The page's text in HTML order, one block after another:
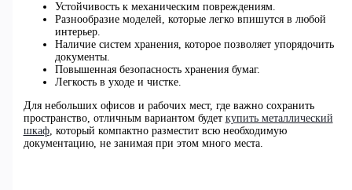
Устойчивость к механическим повреждениям.
Разнообразие моделей, которые легко впишутся в любой
интерьер.
Наличие систем хранения, которое позволяет упорядочить
документы.
Повышенная безопасность хранения бумаг.
Легкость в уходе и чистке.
Для небольших офисов и рабочих мест, где важно сохранить
пространство, отличным вариантом будет купить металлический
шкаф, который компактно разместит всю необходимую
документацию, не занимая при этом много места.